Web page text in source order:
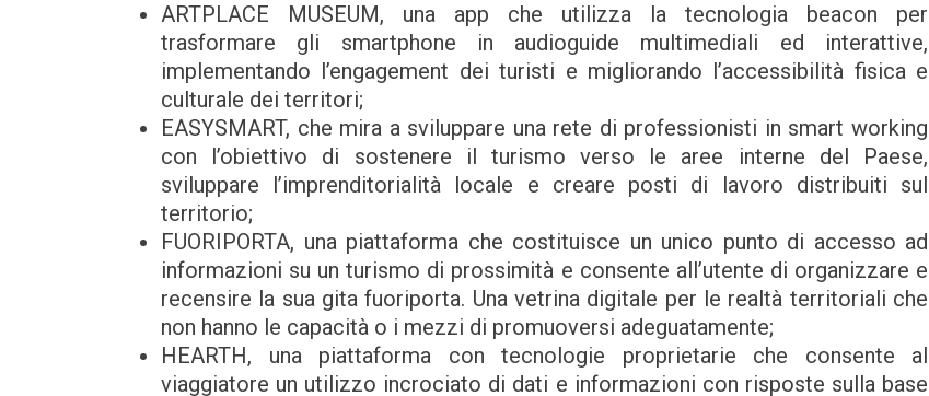
ARTPLACE MUSEUM, una app che utilizza la tecnologia beacon per
trasformare gli smartphone in audioguide multimediali ed interattive,
implementando l’engagement dei turisti e migliorando l’accessibilità fisica e
culturale dei territori;
EASYSMART, che mira a sviluppare una rete di professionisti in smart working
con l’obiettivo di sostenere il turismo verso le aree interne del Paese,
sviluppare l’imprenditorialità locale e creare posti di lavoro distribuiti sul
territorio;
FUORIPORTA, una piattaforma che costituisce un unico punto di accesso ad
informazioni su un turismo di prossimità e consente all’utente di organizzare e
recensire la sua gita fuoriporta. Una vetrina digitale per le realtà territoriali che
non hanno le capacità o i mezzi di promuoversi adeguatamente;
HEARTH, una piattaforma con tecnologie proprietarie che consente al
viaggiatore un utilizzo incrociato di dati e informazioni con risposte sulla base